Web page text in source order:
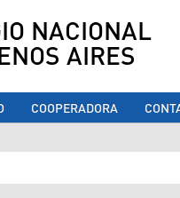
NACIONAL
AIRES
COOPERADORA
aquí